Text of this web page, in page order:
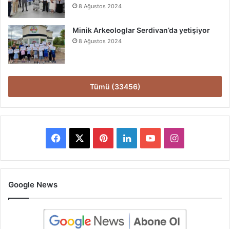
8 Ağustos 2024
Minik Arkeologlar Serdivan’da yetişiyor
8 Ağustos 2024
Tümü (33456)
Facebook PinterestLinkedInYouTubeInstagram
Google News